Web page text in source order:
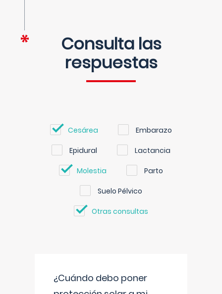
Consulta las
respuestas
Cesárea Embarazo
Epidural Lactancia
Molestia Parto
Suelo Pélvico
Otras consultas
¿Cuándo debo poner